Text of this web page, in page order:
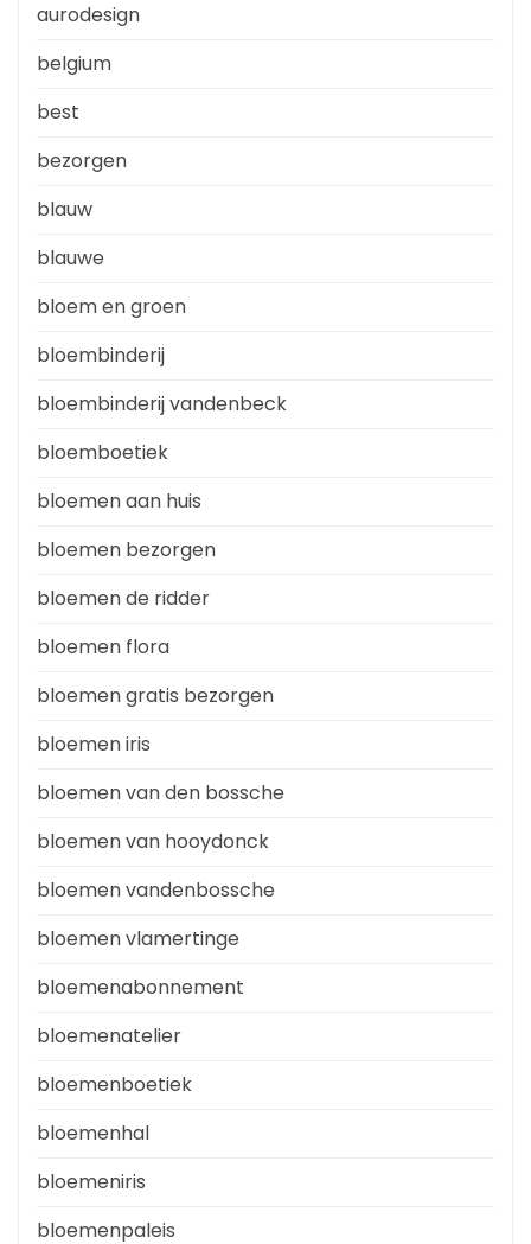
aurodesign
belgium
best
bezorgen
blauw
blauwe
bloem en groen
bloembinderij
bloembinderij vandenbeck
bloemboetiek
bloemen aan huis
bloemen bezorgen
bloemen de ridder
bloemen flora
bloemen gratis bezorgen
bloemen iris
bloemen van den bossche
bloemen van hooydonck
bloemen vandenbossche
bloemen vlamertinge
bloemenabonnement
bloemenatelier
bloemenboetiek
bloemenhal
bloemeniris
bloemenpaleis